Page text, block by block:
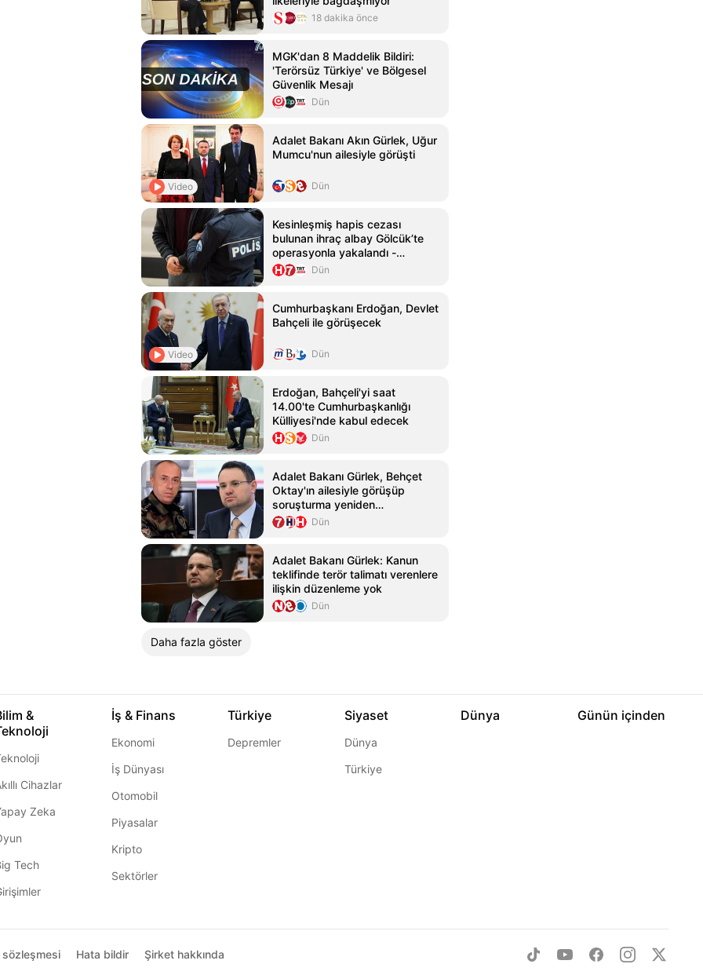
18 dakika önce
MGK'dan 8 Maddelik Bildiri:
'Terörsüz Türkiye' ve Bölgesel
Güvenlik Mesajı
Dün
Video
Adalet Bakanı Akın Gürlek, Uğur
Mumcu'nun ailesiyle görüşti
Dün
Kesinleşmiş hapis cezası
bulunan ihraç albay Gölcük’te
operasyonla yakalandı -
Haberler Habertürk
Dün
Video
Cumhurbaşkanı Erdoğan, Devlet
Bahçeli ile görüşecek
Dün
Erdoğan, Bahçeli'yi saat
14.00'te Cumhurbaşkanlığı
Külliyesi'nde kabul edecek
Dün
Adalet Bakanı Gürlek, Behçet
Oktay'ın ailesiyle görüşüp
soruşturma yeniden
değerlendirildi
Dün
Adalet Bakanı Gürlek: Kanun
teklifinde terör talimatı verenlere
ilişkin düzenleme yok
Dün
Daha fazla göster
&
Cihazlar
Zeka
Tech
İş & Finans
Ekonomi
İş Dünyası
Otomobil
Piyasalar
Kripto
Sektörler
Türkiye
Depremler
Siyaset
Dünya
Türkiye
Dünya Günün içinden
sözleşmesi Hata bildir Şirket hakkında